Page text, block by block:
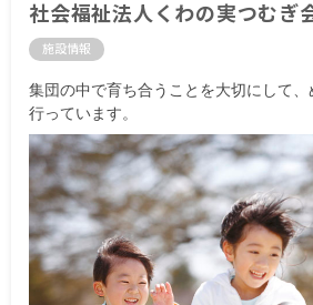
社会福祉法人くわの実つむぎ
施設情報
集団の中で育ち合うことを大切にして
行っています。